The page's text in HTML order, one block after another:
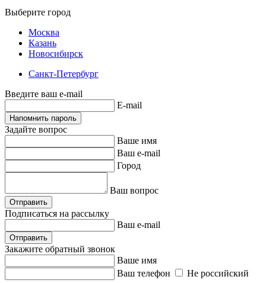
Выберите город
Москва
Казань
Новосибирск
Санкт-Петербург
Введите ваш e-mail
E-mail
Напомнить пароль
Задайте вопрос
Ваше имя
Ваш e-mail
Город
Ваш вопрос
Отправить
Подписаться на рассылку
Ваш e-mail
Отправить
Закажите обратный звонок
Ваше имя
Ваш телефон
Не российский